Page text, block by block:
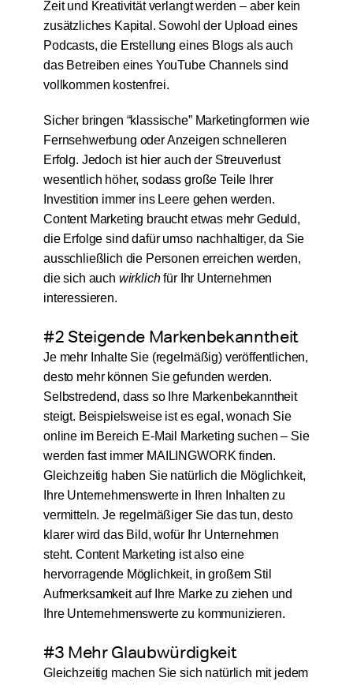
Zeit und Kreativität verlangt werden – aber kein
zusätzliches Kapital. Sowohl der Upload eines
Podcasts, die Erstellung eines Blogs als auch
das Betreiben eines YouTube Channels sind
vollkommen kostenfrei.
Sicher bringen “klassische” Marketingformen wie
Fernsehwerbung oder Anzeigen schnelleren
Erfolg. Jedoch ist hier auch der Streuverlust
wesentlich höher, sodass große Teile Ihrer
Investition immer ins Leere gehen werden.
Content Marketing braucht etwas mehr Geduld,
die Erfolge sind dafür umso nachhaltiger, da Sie
ausschließlich die Personen erreichen werden,
die sich auch wirklichfür Ihr Unternehmen
interessieren.
#2 Steigende Markenbekanntheit
Je mehr Inhalte Sie (regelmäßig) veröffentlichen,
desto mehr können Sie gefunden werden.
Selbstredend, dass so Ihre Markenbekanntheit
steigt. Beispielsweise ist es egal, wonach Sie
online im Bereich E-Mail Marketing suchen – Sie
werden fast immer MAILINGWORK finden.
Gleichzeitig haben Sie natürlich die Möglichkeit,
Ihre Unternehmenswerte in Ihren Inhalten zu
vermitteln. Je regelmäßiger Sie das tun, desto
klarer wird das Bild, wofür Ihr Unternehmen
steht. Content Marketing ist also eine
hervorragende Möglichkeit, in großem Stil
Aufmerksamkeit auf Ihre Marke zu ziehen und
Ihre Unternehmenswerte zu kommunizieren.
#3 Mehr Glaubwürdigkeit
Gleichzeitig machen Sie sich natürlich mit jedem